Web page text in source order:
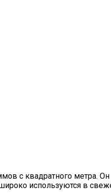
с квадратного метра.
используются в